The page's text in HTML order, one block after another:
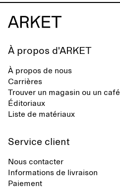
À propos d'ARKET
À propos de nous
Carrières
Trouver un magasin ou un café
Éditoriaux
Liste de matériaux
Service client
Nous contacter
Informations de livraison
Paiement